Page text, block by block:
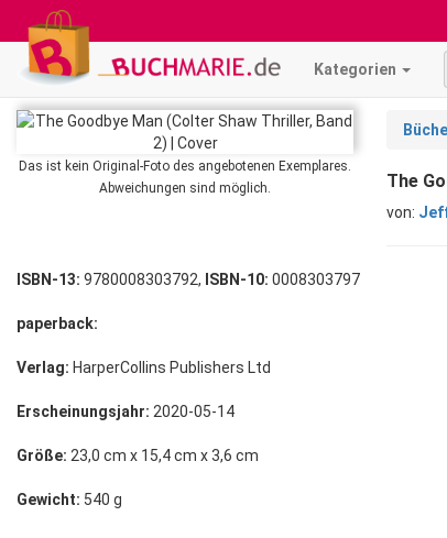
Kategorien
Das ist kein Original-Foto des angebotenen Exemplares.
Abweichungen sind möglich.
The
von:
ISBN-13: 9780008303792, ISBN-10: 0008303797
paperback:
Verlag: HarperCollins Publishers Ltd
Erscheinungsjahr: 2020-05-14
Größe: 23,0 cm x 15,4 cm x 3,6 cm
Gewicht: 540 g